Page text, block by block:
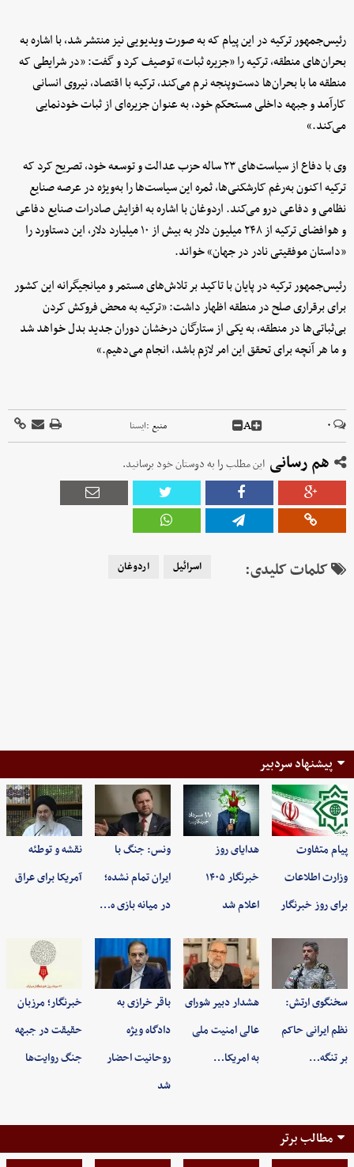
رئیس‌جمهور ترکیه در این پیام که به صورت ویدیویی نیز منتشر شد، با اشاره به
بحران‌های منطقه، ترکیه را «جزیره ثبات» توصیف کرد و گفت: «در شرایطی که
منطقه ما با بحران‌ها دست‌وپنجه نرم می‌کند، ترکیه با اقتصاد، نیروی انسانی
کارآمد و جبهه داخلی مستحکم خود، به عنوان جزیره‌ای از ثبات خودنمایی
می‌کند.»
وی با دفاع از سیاست‌های ۲۳ ساله حزب عدالت و توسعه خود، تصریح کرد که
ترکیه اکنون به‌رغم کارشکنی‌ها، ثمره این سیاست‌ها را به‌ویژه در عرصه صنایع
نظامی و دفاعی درو می‌کند. اردوغان با اشاره به افزایش صادرات صنایع دفاعی
و هوافضای ترکیه از ۲۴۸ میلیون دلار به بیش از ۱۰ میلیارد دلار، این دستاورد را
«داستان موفقیتی نادر در جهان» خواند.
رئیس‌جمهور ترکیه در پایان با تاکید بر تلاش‌های مستمر و میانجیگرانه این کشور
برای برقراری صلح در منطقه اظهار داشت: «ترکیه به محض فروکش کردن
بی‌ثباتی‌ها در منطقه، به یکی از ستارگان درخشان دوران جدید بدل خواهد شد
و ما هر آنچه برای تحقق این امر لازم باشد، انجام می‌دهیم.»
۰ A منبع :ايسنا
هم رسانی این مطلب را به دوستان خود برسانید.
کلمات کلیدی: اسرائیل اردوغان
پیشنهاد سردبیر
پیام متفاوت
وزارت اطلاعات
برای روز خبرنگار
هدایای روز
خبرنگار ۱۴۰۵
اعلام شد
ونس: جنگ با
ایران تمام نشده؛
در میانه بازی ه…
نقشه و توطئه
آمریکا برای عراق
سخنگوی ارتش:
نظم ایرانی حاکم
بر تنگه…
هشدار دبیر شورای
عالی امنیت ملی
به امریکا…
باقر خرازی به
دادگاه ویژه
روحانیت احضار
شد
خبرنگار؛ مرزبان
حقیقت در جبهه
جنگ روایت‌ها
مطالب برتر